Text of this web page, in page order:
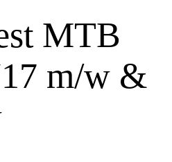
MTB
m/w &